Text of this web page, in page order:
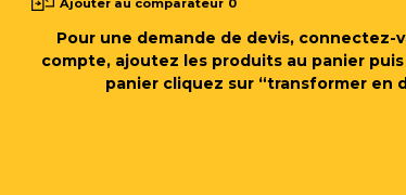
Pour une demande de devis, connectez-
compte, ajoutez les produits au panier puis
panier cliquez sur “transformer en